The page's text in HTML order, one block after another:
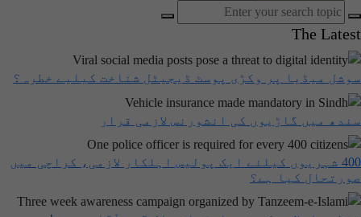
The Latest
سوشل میڈیا پر وکڑی پوسٹ ڈیجیٹل شناخت کیلیے خطرہ؟
سندھ میں گاڑیوں کی انشورنس لازمی قرار
400 شہریوں کیلئے ایک پولیس اہلکار لازمی، کراچی میں
صورتحال کیا ہے؟